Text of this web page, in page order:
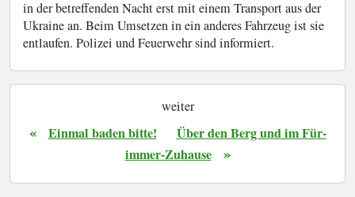
in der betreffenden Nacht erst mit einem Transport aus der
Ukraine an. Beim Umsetzen in ein anderes Fahrzeug ist sie
entlaufen. Polizei und Feuerwehr sind informiert.
weiter
« Einmal baden bitte!
Über den Berg und im Für-
immer-Zuhause
»